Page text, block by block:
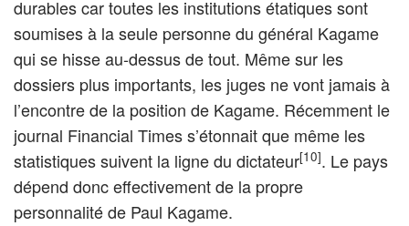
durables car toutes les institutions étatiques sont
soumises à la seule personne du général Kagame
qui se hisse au-dessus de tout. Même sur les
dossiers plus importants, les juges ne vont jamais à
l’encontre de la position de Kagame. Récemment le
journal Financial Times s’étonnait que même les
statistiques suivent la ligne du dictateur[10]. Le pays
dépend donc effectivement de la propre
personnalité de Paul Kagame.